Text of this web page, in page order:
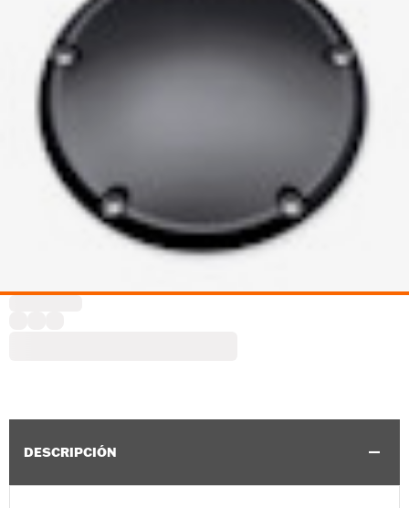
DESCRIPCIÓN